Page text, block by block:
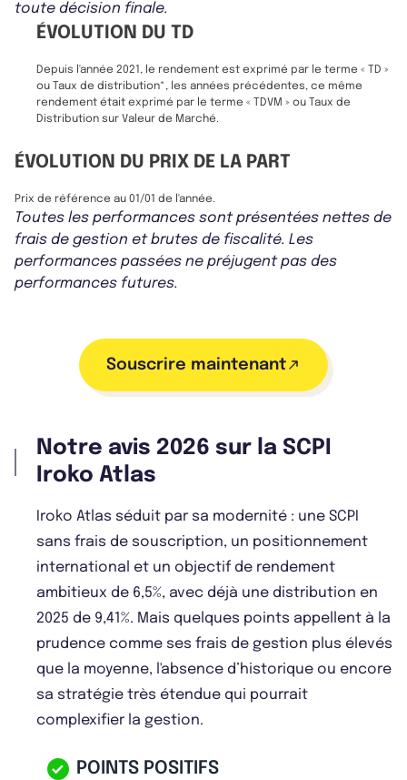
toute décision finale.
ÉVOLUTION DU TD
Depuis l'année 2021, le rendement est exprimé par le terme « TD »
ou Taux de distribution*, les années précédentes, ce même
rendement était exprimé par le terme « TDVM » ou Taux de
Distribution sur Valeur de Marché.
ÉVOLUTION DU PRIX DE LA PART
Prix de référence au 01/01 de l'année.
Toutes les performances sont présentées nettes de
frais de gestion et brutes de fiscalité. Les
performances passées ne préjugent pas des
performances futures.
Souscrire maintenant
Notre avis 2026 sur la SCPI
Iroko Atlas
Iroko Atlas séduit par sa modernité : une SCPI
sans frais de souscription, un positionnement
international et un objectif de rendement
ambitieux de 6,5%, avec déjà une distribution en
2025 de 9,41%. Mais quelques points appellent à la
prudence comme ses frais de gestion plus élevés
que la moyenne, l'absence d’historique ou encore
sa stratégie très étendue qui pourrait
complexifier la gestion.
POINTS POSITIFS